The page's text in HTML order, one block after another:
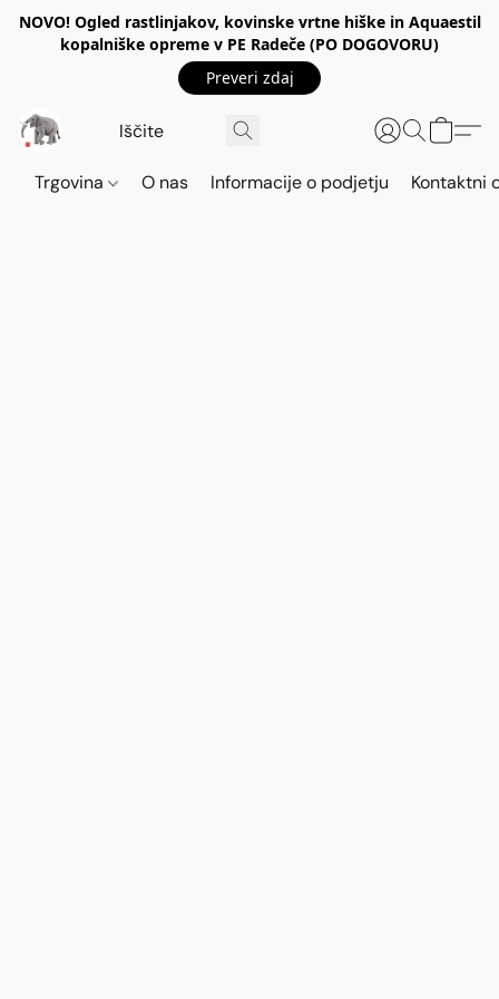
NOVO! Ogled rastlinjakov, kovinske vrtne hiške in Aquaestil
kopalniške opreme v PE Radeče (PO DOGOVORU)
Preveri zdaj
Trgovina O nas Informacije o podjetju Kontaktni